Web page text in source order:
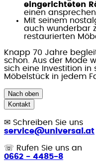
eingerichteten
einen
Mit seinem
auch wunderbar
restaurierten
Knapp 70 Jahre
schon. Aus der Mode
sich eine Investition in
Möbelstück in jedem
Nach oben
Kontakt
✉ Schreiben Sie uns
service@universal.at
☏ Rufen Sie uns an
0662 - 4485-8